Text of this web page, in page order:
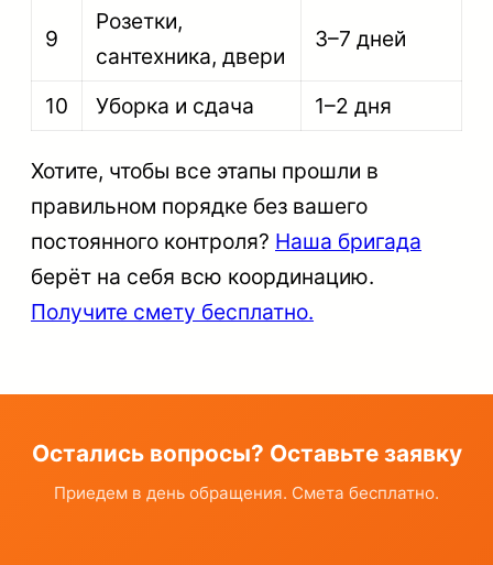
9
Розетки,
сантехника, двери
3–7 дней
10 Уборка и сдача 1–2 дня
Хотите, чтобы все этапы прошли в
правильном порядке без вашего
постоянного контроля? Наша бригада
берёт на себя всю координацию.
Получите смету бесплатно.
Остались вопросы? Оставьте заявку
Приедем в день обращения. Смета бесплатно.